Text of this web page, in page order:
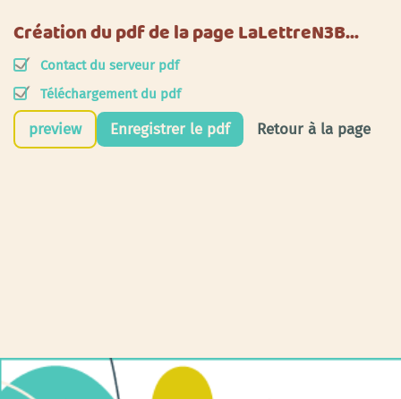
Création du pdf de la page LaLettreN3B…
Contact du serveur pdf
Téléchargement du pdf
preview Enregistrer le pdf Retour à la page